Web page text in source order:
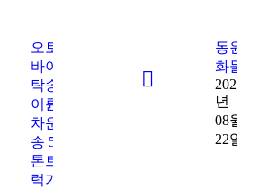
오토
바이
탁송
이륜
차운
송 5
톤트
럭가
동원
화물
2023
년
08월
22일